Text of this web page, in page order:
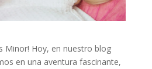
Minor! Hoy, en nuestro blog
en una aventura fascinante,